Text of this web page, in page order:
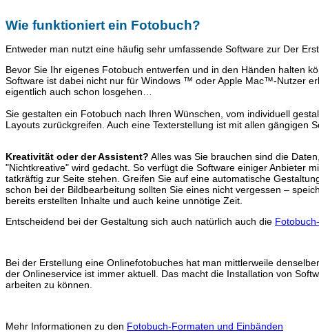
Wie funktioniert ein Fotobuch?
Entweder man nutzt eine häufig sehr umfassende Software zur Der
Bevor Sie Ihr eigenes Fotobuch entwerfen und in den Händen halten
Software ist dabei nicht nur für Windows ™ oder Apple Mac™-Nutzer
eigentlich auch schon losgehen…
Sie gestalten ein Fotobuch nach Ihren Wünschen, vom individuell
Layouts zurückgreifen. Auch eine Texterstellung ist mit allen gängigen
Kreativität oder der Assistent? Alles was Sie brauchen sind die
"Nichtkreative" wird gedacht. So verfügt die Software einiger Anbieter
tatkräftig zur Seite stehen. Greifen Sie auf eine automatische
schon bei der Bildbearbeitung sollten Sie eines nicht vergessen –
bereits erstellten Inhalte und auch keine unnötige Zeit.
Entscheidend bei der Gestaltung sich auch natürlich auch die
Bei der Erstellung eine Onlinefotobuches hat man mittlerweile
der Onlineservice ist immer aktuell. Das macht die Installation von
arbeiten zu können.
Mehr Informationen zu den Fotobuch-Formaten und Einbänden